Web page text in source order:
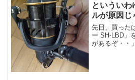
といういわ
ルが原因じ
よ。
先日、買った
ー SH-LBD」
があるぞ・・